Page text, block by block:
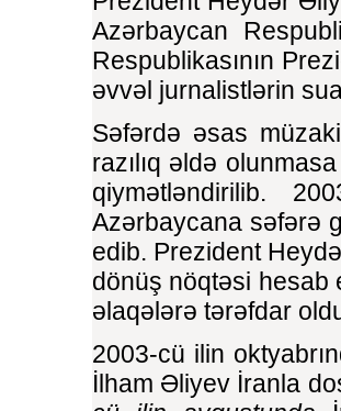
Azərbaycan
Respublikasının
əvvəl jurnalistlərin
Səfərdə əsas
razılıq əldə
qiymətləndirilib.
Azərbaycana səfərə
edib. Prezident
dönüş nöqtəsi hesab
əlaqələrə tərəfdar
2003-cü ilin
İlham Əliyev İranla